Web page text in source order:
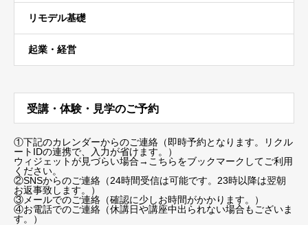
リモデル基礎
起業・経営
受講・体験・見学のご予約
①下記のカレンダーからのご連絡（即時予約となります。リクル
ートIDの連携で、入力が省けます。）
ウィジェットが見づらい場合→こちらをブックマーク してご利用
ください。
②SNSからのご連絡（24時間受信は可能です。23時以降は翌朝
お返事致します。）
③メールでのご連絡（確認に少しお時間がかかります。）
④お電話でのご連絡（休講日や講座中出られない場合もございま
す。）